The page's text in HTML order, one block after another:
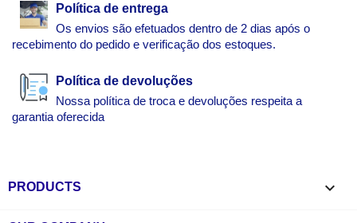
Política de entrega
Os envios são efetuados dentro de 2 dias após o
recebimento do pedido e verificação dos estoques.
Política de devoluções
Nossa política de troca e devoluções respeita a
garantia oferecida
PRODUCTS 